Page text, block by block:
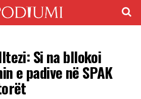
Si na bllokoi
e padive në SPAK